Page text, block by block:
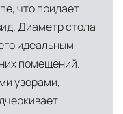
что придает
Диаметр стола
идеальным
помещений.
узорами,